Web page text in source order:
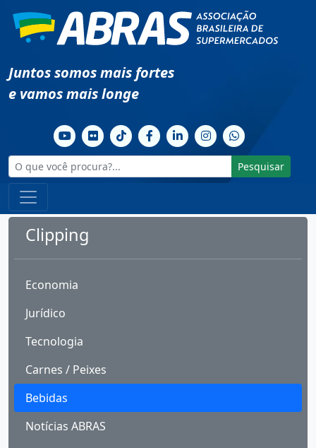
Juntos somos mais fortes
e vamos mais longe
Pesquisar
Clipping
Economia
Jurídico
Tecnologia
Carnes / Peixes
Bebidas
Notícias ABRAS